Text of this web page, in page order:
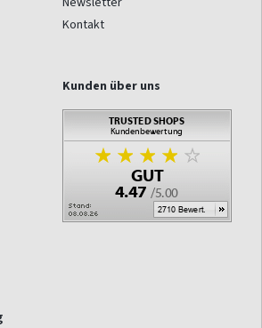
Kontakt
Kunden über uns